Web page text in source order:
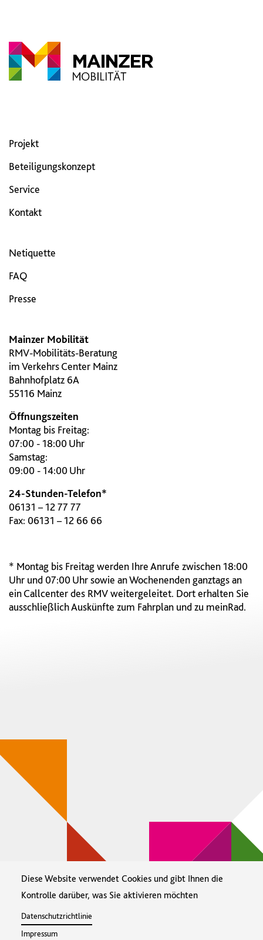
Diese Website verwendet Cookies und gibt Ihnen die
Kontrolle darüber, was Sie aktivieren möchten
Datenschutzrichtlinie
Impressum
Projekt
Beteiligungskonzept
Service
Kontakt
Netiquette
FAQ
Presse
Mainzer Mobilität
RMV-Mobilitäts-Beratung
im Verkehrs Center Mainz
Bahnhofplatz 6A
55116 Mainz
Öffnungszeiten
Montag bis Freitag:
07:00 - 18:00 Uhr
Samstag:
09:00 - 14:00 Uhr
24-Stunden-Telefon*
06131 – 12 77 77
Fax: 06131 – 12 66 66
* Montag bis Freitag werden Ihre Anrufe zwischen 18:00
Uhr und 07:00 Uhr sowie an Wochenenden ganztags an
ein Callcenter des RMV weitergeleitet. Dort erhalten Sie
ausschließlich Auskünfte zum Fahrplan und zu meinRad.